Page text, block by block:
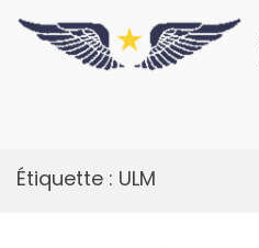
Étiquette : ULM